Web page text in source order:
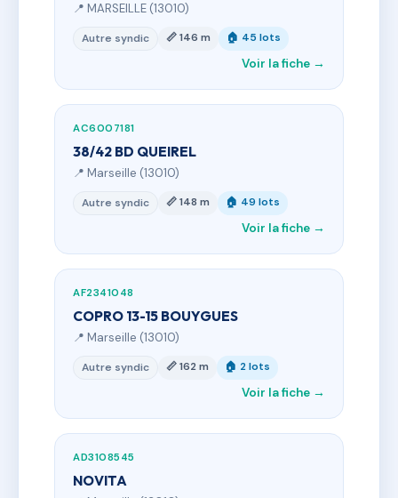
📍 MARSEILLE (13010)
Autre syndic 📏 146 m 🏠 45 lots
Voir la fiche →
AC6007181
38/42 BD QUEIREL
📍 Marseille (13010)
Autre syndic 📏 148 m 🏠 49 lots
Voir la fiche →
AF2341048
COPRO 13-15 BOUYGUES
📍 Marseille (13010)
Autre syndic 📏 162 m 🏠 2 lots
Voir la fiche →
AD3108545
NOVITA